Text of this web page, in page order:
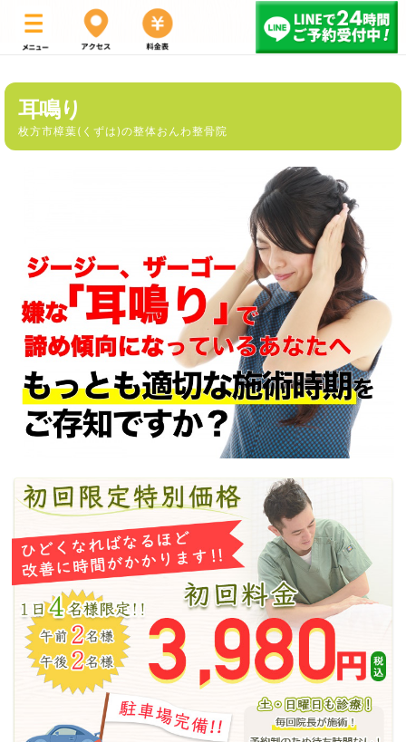
耳鳴り
枚方市樟葉(くずは)の整体おんわ整骨院